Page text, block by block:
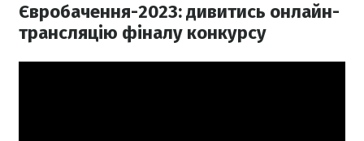
Євробачення-2023: дивитись онлайн-
трансляцію фіналу конкурсу